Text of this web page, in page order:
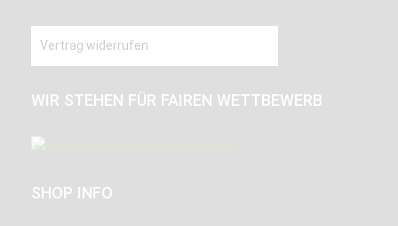
Vertrag widerrufen
WIR STEHEN FÜR FAIREN WETTBEWERB
SHOP INFO